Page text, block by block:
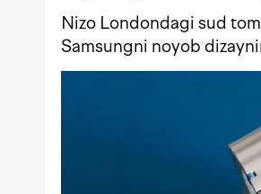
Nizo Londondagi sud
Samsungni noyob